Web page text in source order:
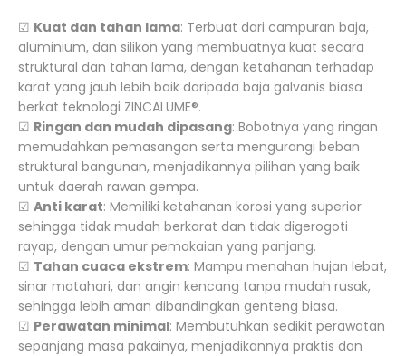
☑ Kuat dan tahan lama: Terbuat dari campuran baja,
aluminium, dan silikon yang membuatnya kuat secara
struktural dan tahan lama, dengan ketahanan terhadap
karat yang jauh lebih baik daripada baja galvanis biasa
berkat teknologi ZINCALUME®.
☑ Ringan dan mudah dipasang: Bobotnya yang ringan
memudahkan pemasangan serta mengurangi beban
struktural bangunan, menjadikannya pilihan yang baik
untuk daerah rawan gempa.
☑ Anti karat: Memiliki ketahanan korosi yang superior
sehingga tidak mudah berkarat dan tidak digerogoti
rayap, dengan umur pemakaian yang panjang.
☑ Tahan cuaca ekstrem: Mampu menahan hujan lebat,
sinar matahari, dan angin kencang tanpa mudah rusak,
sehingga lebih aman dibandingkan genteng biasa.
☑ Perawatan minimal: Membutuhkan sedikit perawatan
sepanjang masa pakainya, menjadikannya praktis dan